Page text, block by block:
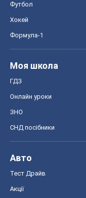
Футбол
Хокей
Формула-1
Моя школа
ГДЗ
Онлайн уроки
ЗНО
СНД посібники
Авто
Тест Драйв
Акції